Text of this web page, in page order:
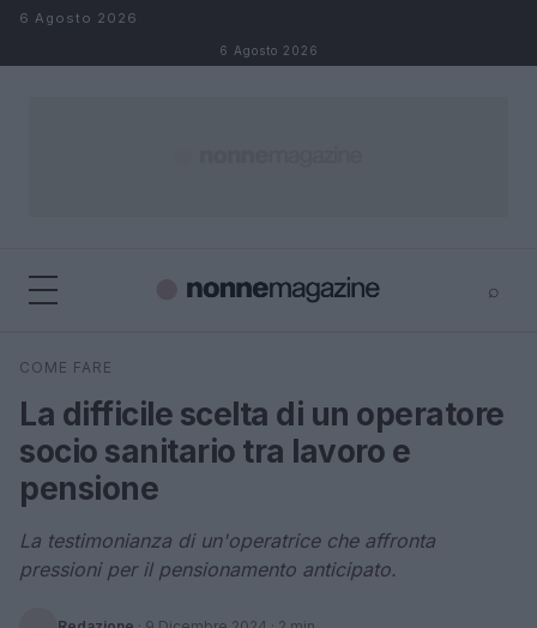
Salta al contenuto
6 Agosto 2026
6 Agosto 2026
⌕
Cerca
COME FARE
La difficile scelta di un operatore
socio sanitario tra lavoro e
pensione
La testimonianza di un'operatrice che affronta
pressioni per il pensionamento anticipato.